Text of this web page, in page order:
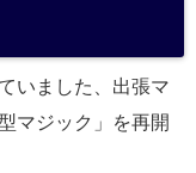
いました、出張マ
マジック」を再開